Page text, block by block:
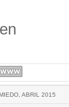
ABRIL 2015